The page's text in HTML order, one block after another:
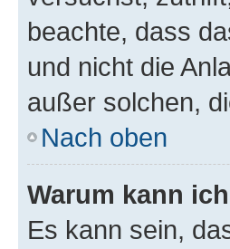
beachte, dass
und nicht die
außer solchen,
Nach oben
Warum kann
Es kann sein,